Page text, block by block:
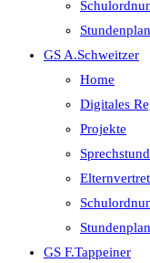
GS A.Schweitzer
Home
Digitales
Projekte
GS F.Tappeiner